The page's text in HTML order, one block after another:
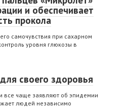
и обеспечивает
прокола
самочувствия при сахарном
уровня глюкозы в
своего здоровья
все чаще заявляют об эпидемии
людей независимо